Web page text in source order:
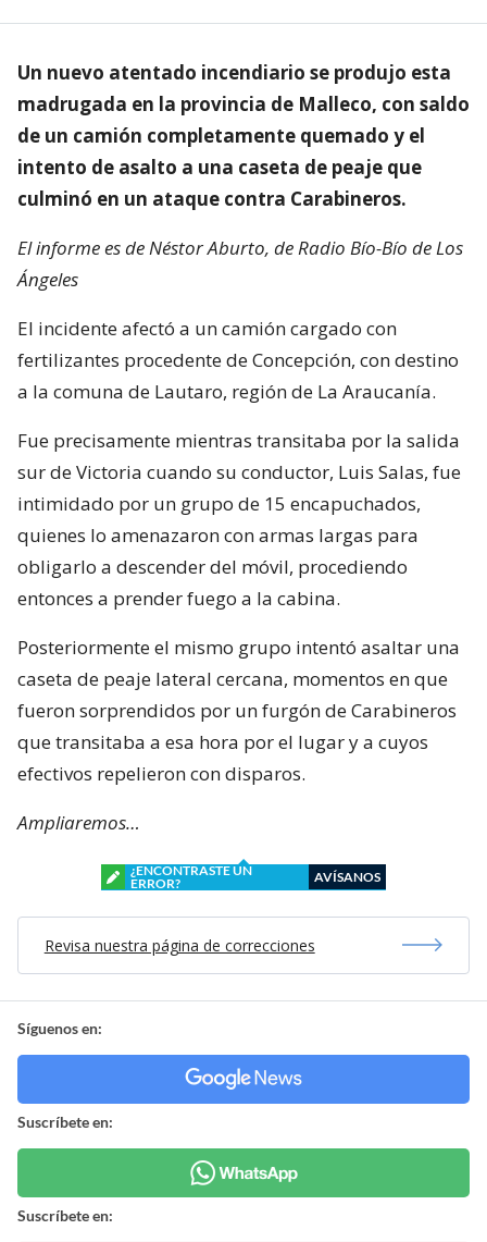
Un nuevo atentado incendiario se produjo esta
madrugada en la provincia de Malleco, con saldo
de un camión completamente quemado y el
intento de asalto a una caseta de peaje que
culminó en un ataque contra Carabineros.
El informe es de Néstor Aburto, de Radio Bío-Bío de Los
Ángeles
El incidente afectó a un camión cargado con
fertilizantes procedente de Concepción, con destino
a la comuna de Lautaro, región de La Araucanía.
Fue precisamente mientras transitaba por la salida
sur de Victoria cuando su conductor, Luis Salas, fue
intimidado por un grupo de 15 encapuchados,
quienes lo amenazaron con armas largas para
obligarlo a descender del móvil, procediendo
entonces a prender fuego a la cabina.
Posteriormente el mismo grupo intentó asaltar una
caseta de peaje lateral cercana, momentos en que
fueron sorprendidos por un furgón de Carabineros
que transitaba a esa hora por el lugar y a cuyos
efectivos repelieron con disparos.
Ampliaremos…
¿ENCONTRASTE UN
ERROR?
AVÍSANOS
Revisa nuestra página de correcciones
Síguenos en:
Suscríbete en:
Suscríbete en: